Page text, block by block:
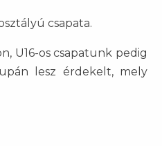
csapata.
U16-os csapatunk pedig
lesz érdekelt, mely